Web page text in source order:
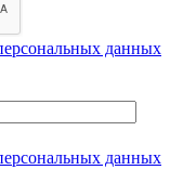
данных
данных